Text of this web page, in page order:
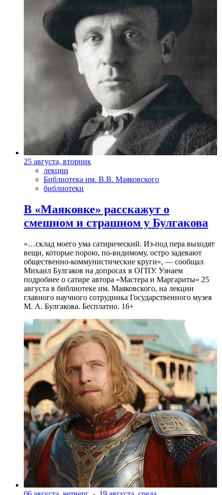
25 августа, вторник
лекции
Библиотека им. В.В. Маяковского
библиотеки
В «Маяковке» расскажут о
смешном и страшном у Булгакова
»…склад моего ума сатирический. Из-под пера выходят
вещи, которые порою, по-видимому, остро задевают
общественно-коммунистические круги», — сообщал
Михаил Булгаков на допросах в ОГПУ. Узнаем
подробнее о сатире автора «Мастера и Маргариты» 25
августа в библиотеке им. Маяковского, на лекции
главного научного сотрудника Государственного музея
М. А. Булгакова. Бесплатно. 16+